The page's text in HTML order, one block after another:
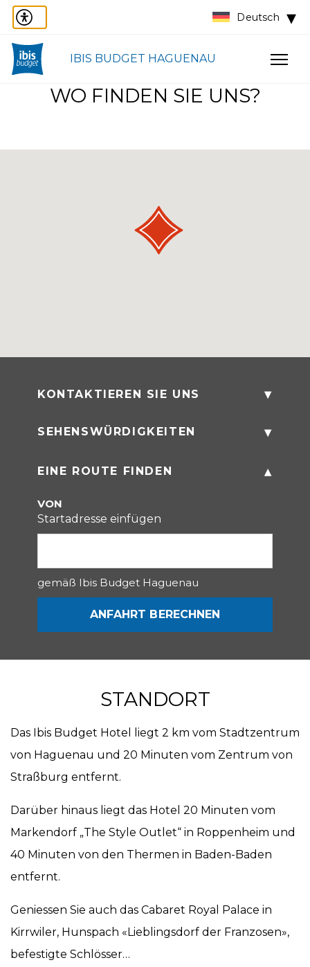
Deutsch
IBIS BUDGET HAGUENAU
WO FINDEN SIE UNS?
KONTAKTIEREN SIE UNS
2 Bis Chemin de la Sandlach,67500
Telefon 03.88.63.81.54
SEHENSWÜRDIGKEITEN
Historisch
Kunsthandwerk
Alle Sehenswürdigkeiten
EINE ROUTE FINDEN
VON
Startadresse einfügen
gemäß Ibis Budget Haguenau
ANFAHRT BERECHNEN
STANDORT
Das Ibis Budget Hotel liegt 2 km vom Stadtzentrum
von Haguenau und 20 Minuten vom Zentrum von
Straßburg entfernt.
Darüber hinaus liegt das Hotel 20 Minuten vom
Markendorf „The Style Outlet“ in Roppenheim und
40 Minuten von den Thermen in Baden-Baden
entfernt.
Geniessen Sie auch das Cabaret Royal Palace in
Kirrwiler, Hunspach «Lieblingsdorf der Franzosen»,
befestigte Schlösser…